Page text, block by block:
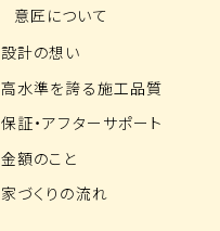
意匠について
設計の想い
高水準を誇る施工品質
保証・アフターサポート
金額のこと
家づくりの流れ